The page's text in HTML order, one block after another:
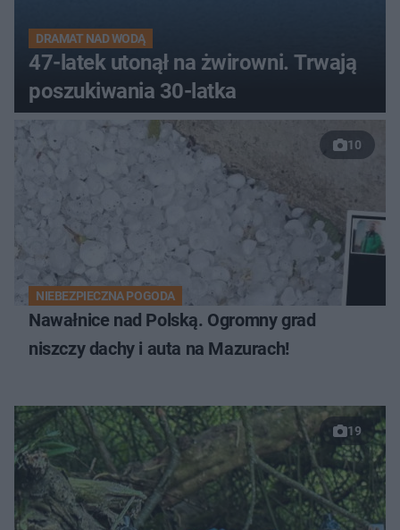
DRAMAT NAD WODĄ
47-latek utonął na żwirowni. Trwają
poszukiwania 30-latka
10
NIEBEZPIECZNA POGODA
Nawałnice nad Polską. Ogromny grad
niszczy dachy i auta na Mazurach!
19